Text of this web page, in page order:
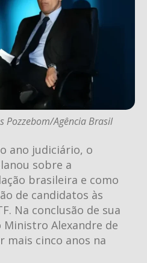
Pozzebom/Agência Brasil
ano judiciário, o
sobre a
brasileira e como
de candidatos às
Na conclusão de sua
Alexandre de
mais cinco anos na